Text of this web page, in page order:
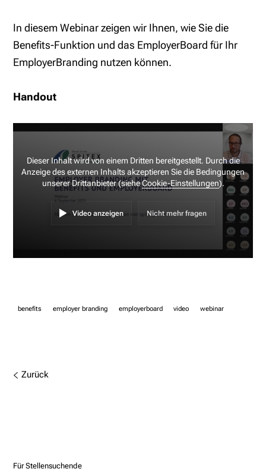
In diesem Webinar zeigen wir Ihnen, wie Sie die
Benefits-Funktion und das EmployerBoard für Ihr
EmployerBranding nutzen können.
Handout
Dieser Inhalt wird von einem Dritten bereitgestellt. Durch die
Anzeige des externen Inhalts akzeptieren Sie die Bedingungen
unserer Drittanbieter (sieheCookie-Einstellungen).
Video anzeigen Nicht mehr fragen
benefits employer branding employerboard video webinar
Zurück
Für Stellensuchende